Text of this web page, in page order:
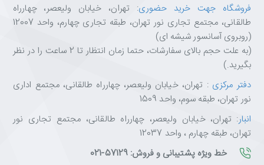
فروشگاه جهت خرید حضوری: تهران، خیابان ولیعصر، چهارراه
طالقانی، مجتمع تجاری نور تهران، طبقه تجاری چهارم، واحد 12007
(روبروی آسانسور شیشه ای)
(به علت حجم بالای سفارشات، حتما زمان انتظار تا 2 ساعت را در نظر
بگیرید.)
دفتر مرکزی : تهران، خیابان ولیعصر، چهارراه طالقانی، مجتمع اداری
نور تهران، طبقه سوم، واحد 1509
انبار: تهران، خیابان ولیعصر، چهارراه طالقانی، مجتمع تجاری نور
تهران، طبقه چهارم ، واحد 12037
خط ویژه پشتیبانی و فروش: 57129-021